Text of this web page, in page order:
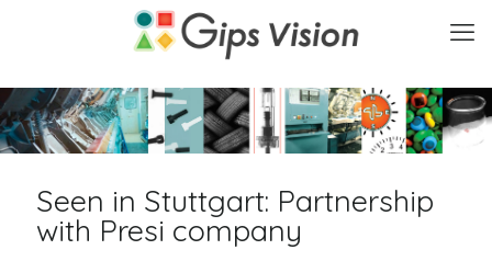
Seen in Stuttgart: Partnership
with Presi company